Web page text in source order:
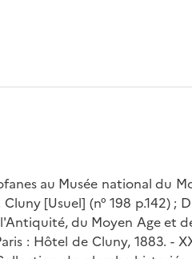
au Musée national du
[Usuel] (n° 198 p.142) ;
du Moyen Age et
: Hôtel de Cluny, 1883. -